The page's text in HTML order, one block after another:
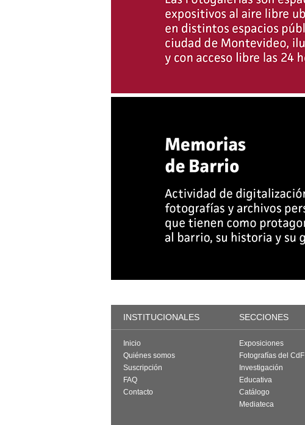
INSTITUCIONALES SECCIONES
Inicio
Quiénes somos
Suscripción
FAQ
Contacto
Exposiciones
Fotografías del CdF
Investigación
Educativa
Catálogo
Mediateca